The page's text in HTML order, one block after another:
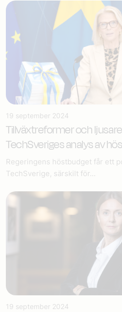
19 september 2024
Tillväxtreformer och
TechSveriges analys av
Regeringens höstbudget får ett
TechSverige, särskilt för...
19 september 2024